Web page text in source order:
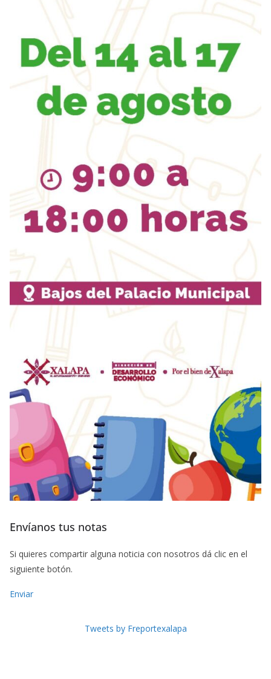
Envíanos tus notas
Si quieres compartir alguna noticia con nosotros dá clic en el
siguiente botón.
Enviar
Tweets by Freportexalapa